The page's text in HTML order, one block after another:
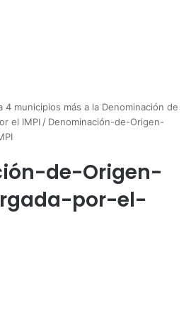
4 municipios más a la Denominación de
el IMPI/ Denominación-de-Origen-
de-Origen-
por-el-